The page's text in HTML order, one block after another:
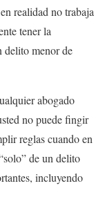
realidad no trabaja
tener la
delito menor de
abogado
no puede fingir
reglas cuando en
de un delito
incluyendo